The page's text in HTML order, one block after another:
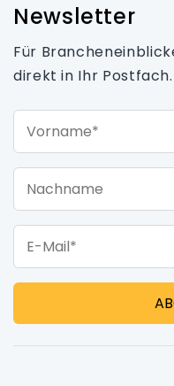
Newsletter
Für
direkt in Ihr Postfach.
Nachname
E-Mail*